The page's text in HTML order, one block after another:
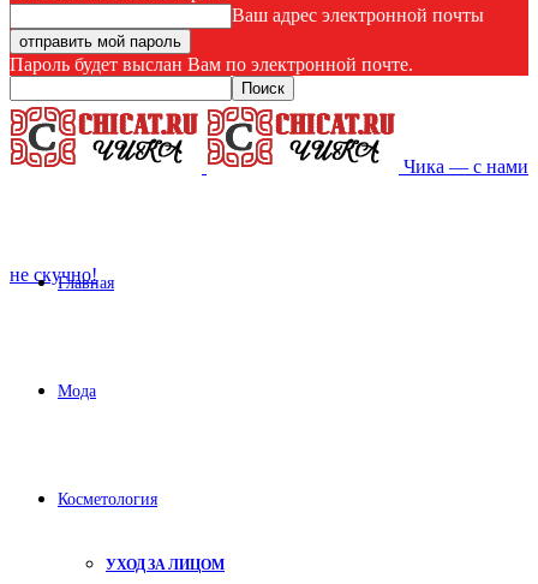
Ваш адрес электронной почты
Пароль будет выслан Вам по электронной почте.
Чика — с нами
не скучно!
Главная
Мода
Косметология
УХОД ЗА ЛИЦОМ